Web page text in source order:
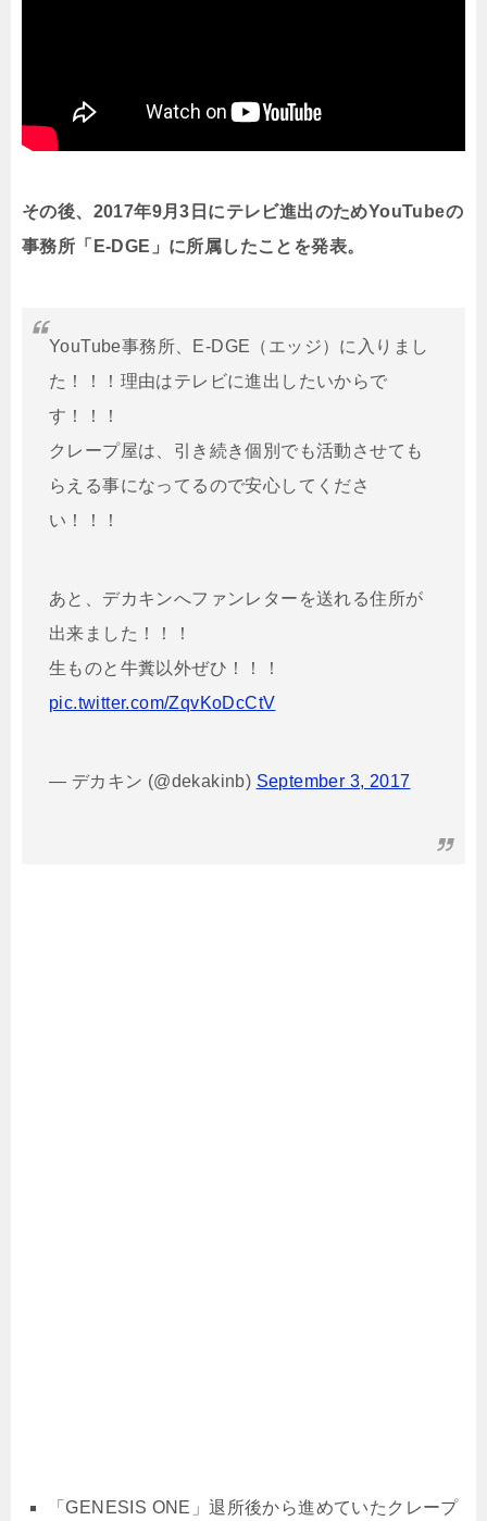
その後、2017年9月3日にテレビ進出のためYouTubeの
事務所「E-DGE」に所属したことを発表。
YouTube事務所、E-DGE（エッジ）に入りまし
た！！！理由はテレビに進出したいからで
す！！！
クレープ屋は、引き続き個別でも活動させても
らえる事になってるので安心してくださ
い！！！
あと、デカキンへファンレターを送れる住所が
出来ました！！！
生ものと牛糞以外ぜひ！！！
pic.twitter.com/ZqvKoDcCtV
— デカキン (@dekakinb) September 3, 2017
「GENESIS ONE」退所後から進めていたクレープ